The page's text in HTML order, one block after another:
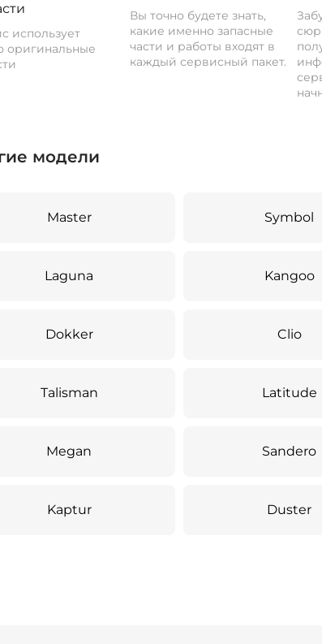
использует
оригинальные
Вы точно будете знать,
какие именно запасные
части и работы входят в
каждый сервисный пакет.
модели
Master Symbol
Laguna Kangoo
Dokker Clio
Talisman Latitude
Megan Sandero
Kaptur Duster